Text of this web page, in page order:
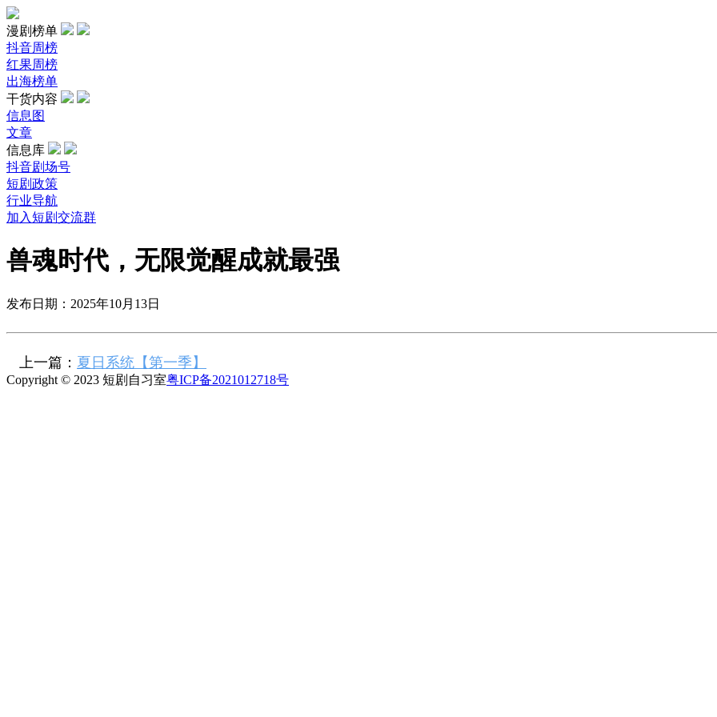
漫剧榜单
抖音周榜
红果周榜
出海榜单
干货内容
信息图
文章
信息库
抖音剧场号
短剧政策
行业导航
加入短剧交流群
兽魂时代，无限觉醒成就最强
发布日期：2025年10月13日
上一篇： 夏日系统【第一季】
Copyright © 2023 短剧自习室粤ICP备2021012718号